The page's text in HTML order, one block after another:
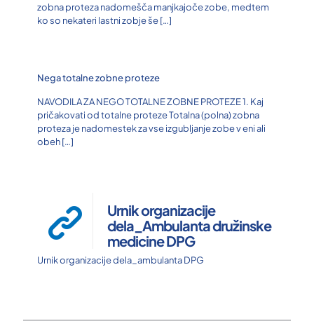
zobna proteza nadomešča manjkajoče zobe, medtem
ko so nekateri lastni zobje še[…]
Nega totalne zobne proteze
NAVODILA ZA NEGO TOTALNE ZOBNE PROTEZE 1. Kaj
pričakovati od totalne proteze Totalna (polna) zobna
proteza je nadomestek za vse izgubljanje zobe v eni ali
obeh[…]
Urnik organizacije
dela_Ambulanta družinske
medicine DPG
Urnik organizacije dela_ambulanta DPG